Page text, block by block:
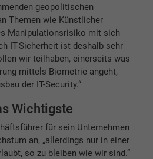
geopolitischen
Themen wie Künstlicher
Manipulationsrisiko mit sich
IT-Sicherheit ist deshalb sehr
wir teilhaben, einerseits was
mittels Biometrie angeht,
der IT-Security.“
Wichtigste
für sein Unternehmen
an, „allerdings nur in einer
so zu bleiben wie wir sind.“